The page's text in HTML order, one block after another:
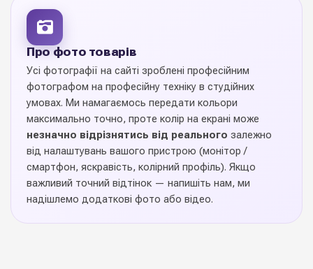
Ціна вказана за
Розміри
вказані у кожній товарній
Призначення
для свят та урочистих
подій
Виробник Польща
Хлопавки безшумні— декоративна позиція, яка додає
Про фото товарів
Усі фотографії на сайті зроблені професійним
фотографом на професійну техніку в студійних
умовах. Ми намагаємось передати кольори
максимально точно, проте колір на екрані може
незначно відрізнятись від реального залежно
від налаштувань вашого пристрою (монітор /
смартфон, яскравість, колірний профіль). Якщо
важливий точний відтінок — напишіть нам, ми
надішлемо додаткові фото або відео.